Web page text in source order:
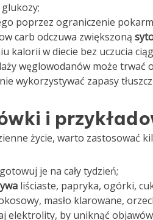
poprzez ograniczenie
carb odczuwa zwiększoną
kalorii w diecie bez uczucia
węglowodanów może
wykorzystywać zapasy
i
życie, warto zastosować
je na cały tydzień;
liściaste, papryka, ogórki,
masło klarowane,
elektrolity, by uniknąć